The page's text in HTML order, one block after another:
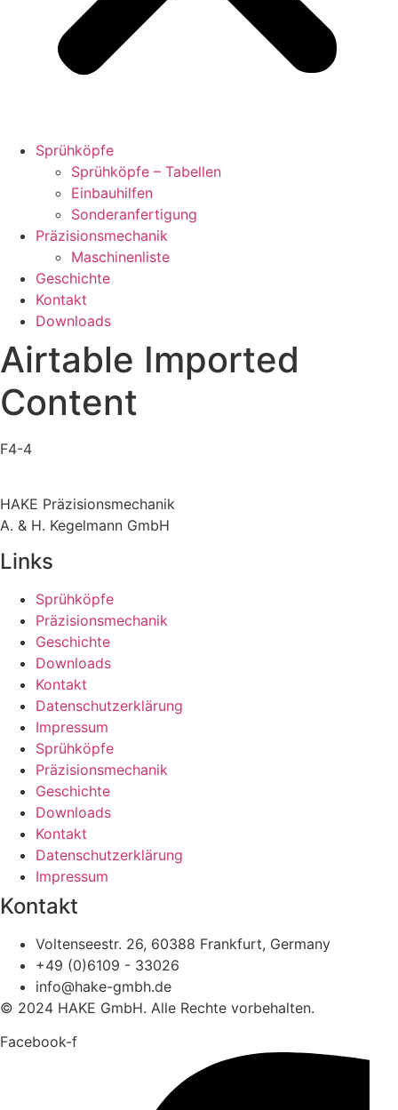
Sprühköpfe
Sprühköpfe – Tabellen
Einbauhilfen
Sonderanfertigung
Präzisionsmechanik
Maschinenliste
Geschichte
Kontakt
Downloads
Airtable Imported
Content
F4-4
HAKE Präzisionsmechanik
A. & H. Kegelmann GmbH
Links
Sprühköpfe
Präzisionsmechanik
Geschichte
Downloads
Kontakt
Datenschutzerklärung
Impressum
Sprühköpfe
Präzisionsmechanik
Geschichte
Downloads
Kontakt
Datenschutzerklärung
Impressum
Kontakt
Voltenseestr. 26, 60388 Frankfurt, Germany
+49 (0)6109 - 33026
info@hake-gmbh.de
© 2024 HAKE GmbH. Alle Rechte vorbehalten.
Facebook-f